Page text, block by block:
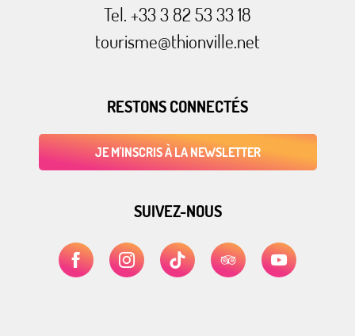
Tel. +33 3 82 53 33 18
tourisme@thionville.net
RESTONS CONNECTÉS
JE M'INSCRIS À LA NEWSLETTER
SUIVEZ-NOUS